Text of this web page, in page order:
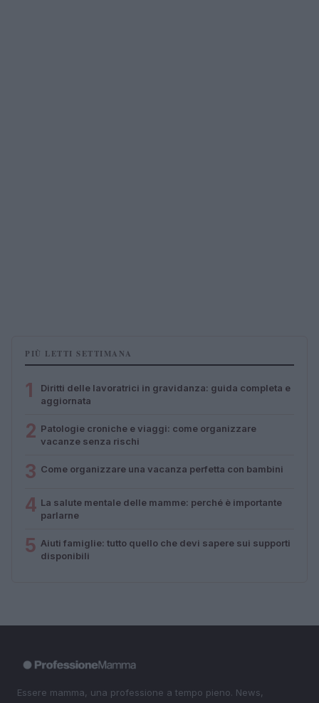
PIÙ LETTI SETTIMANA
1
Diritti delle lavoratrici in gravidanza: guida completa e
aggiornata
2 Patologie croniche e viaggi: come organizzare
vacanze senza rischi
3 Come organizzare una vacanza perfetta con bambini
4 La salute mentale delle mamme: perché è importante
parlarne
5 Aiuti famiglie: tutto quello che devi sapere sui supporti
disponibili
Essere mamma, una professione a tempo pieno. News,